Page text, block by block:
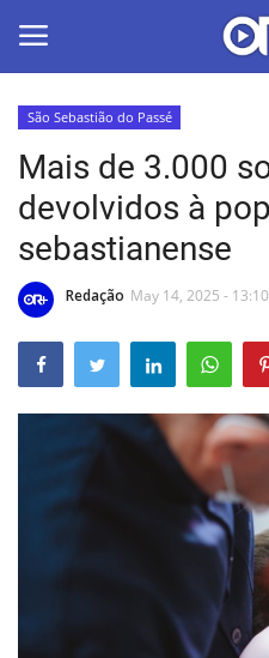
Home
Últimas
Política
São Sebastião do Passé
Mais de 3.000
devolvidos à
sebastianense
Redação May 14, 2025 - 13:10